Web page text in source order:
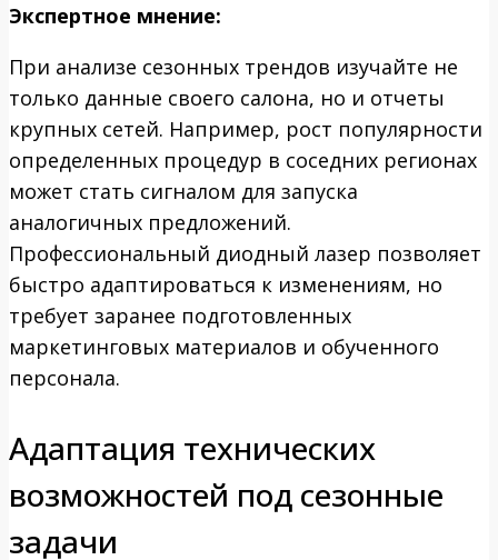
Экспертное мнение:
При анализе сезонных трендов изучайте не
только данные своего салона, но и отчеты
крупных сетей. Например, рост популярности
определенных процедур в соседних регионах
может стать сигналом для запуска
аналогичных предложений.
Профессиональный диодный лазер позволяет
быстро адаптироваться к изменениям, но
требует заранее подготовленных
маркетинговых материалов и обученного
персонала.
Адаптация технических
возможностей под сезонные
задачи